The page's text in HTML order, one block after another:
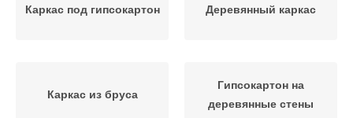
Каркас под гипсокартон Деревянный каркас
Каркас из бруса
Гипсокартон на
деревянные стены